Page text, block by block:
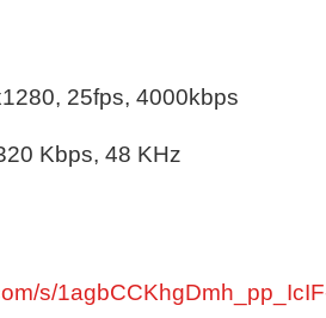
25fps, 4000kbps
Kbps, 48 KHz
s/